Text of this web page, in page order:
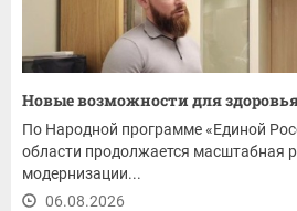
Новые возможности для
По Народной программе «Единой
области продолжается масштабная
модернизации...
06.08.2026